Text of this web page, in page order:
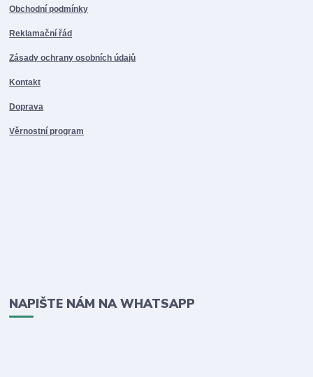
Obchodní podmínky
Reklamační řád
Zásady ochrany osobních údajů
Kontakt
Doprava
Věrnostní program
NAPIŠTE NÁM NA WHATSAPP